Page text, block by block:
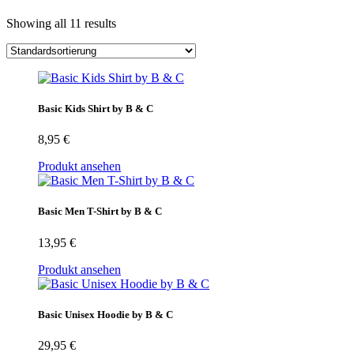
Showing all 11 results
Basic Kids Shirt by B & C
8,95 €
Produkt ansehen
Basic Men T-Shirt by B & C
13,95 €
Produkt ansehen
Basic Unisex Hoodie by B & C
29,95 €